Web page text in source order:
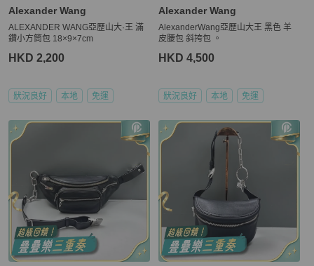
Alexander Wang
ALEXANDER WANG亞歷山大·王 滿
鑽小方筒包 18×9×7cm
HKD 2,200
狀況良好 本地 免運
Alexander Wang
AlexanderWang亞歷山大王 黑色 羊
皮腰包 斜挎包 。
HKD 4,500
狀況良好 本地 免運